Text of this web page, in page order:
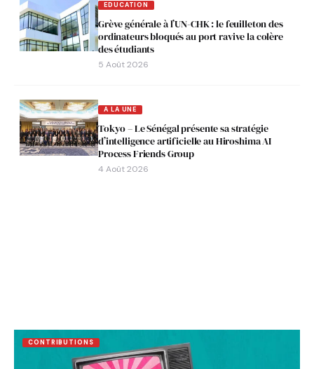
EDUCATION
Grève générale à l’UN-CHK : le feuilleton des
ordinateurs bloqués au port ravive la colère
des étudiants
5 Août 2026
A LA UNE
Tokyo – Le Sénégal présente sa stratégie
d’intelligence artificielle au Hiroshima AI
Process Friends Group
4 Août 2026
CONTRIBUTIONS